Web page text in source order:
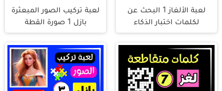
لعبة الألغاز 1 البحث عن
لكلمات اختبار الذكاء
لعبة تركيب الصور المبعثرة
بازل 1 صورة القطة